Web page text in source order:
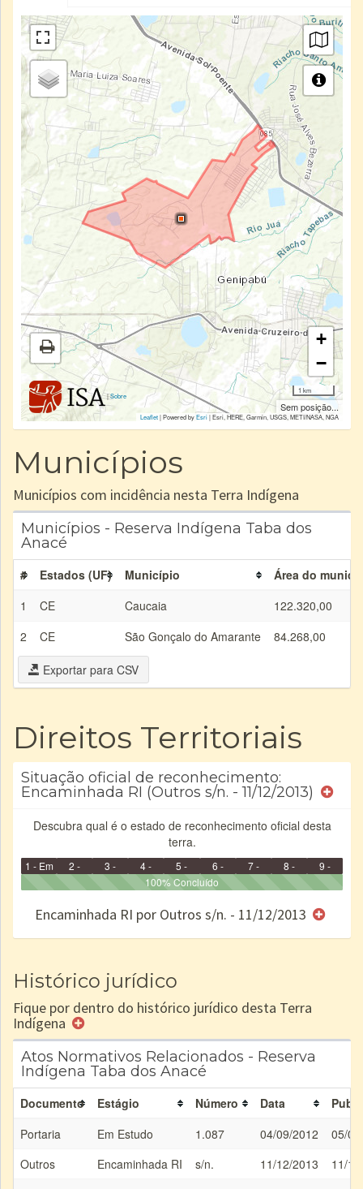
|Sobre
+
−
1 km
Sem posição...
Leaflet| Powered byEsri|Esri, HERE, Garmin, USGS, METI/NASA, NGA
Municípios
Municípios com incidência nesta Terra Indígena
Municípios - Reserva Indígena Taba dos
Anacé
# Estados (UF) Município
Área do
1
CE Caucaia
122.320,00
2
CE São Gonçalo do Amarante 84.268,00
Exportar para CSV
Direitos Territoriais
Situação oficial de reconhecimento:
Encaminhada RI (Outros s/n. - 11/12/2013)
Descubra qual é o estado de reconhecimento oficial desta
terra.
1 - Em
2 -
3 -
4 -
Reservada
5 -
Homologada
6 -
Registrada
e/ou
7 -
8 -
9 -
100% Concluído
Encaminhada RI por Outros s/n. - 11/12/2013
Histórico jurídico
Fique por dentro do histórico jurídico desta Terra
Indígena
Atos Normativos Relacionados - Reserva
Indígena Taba dos Anacé
Documento Estágio Número Data
Portaria
Em Estudo 1.087 04/09/2012
05/
Outros
Encaminhada RI s/n. 11/12/2013
11/